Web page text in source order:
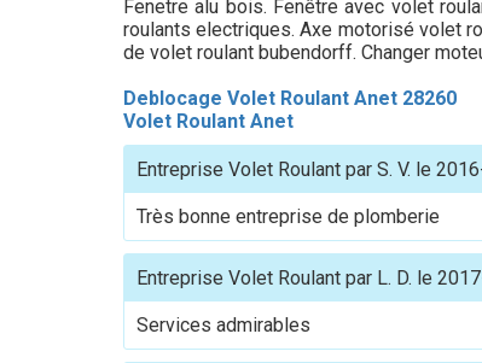
Fenetre alu bois. Fenêtre avec volet
roulants electriques. Axe motorisé volet
de volet roulant bubendorff. Changer
Deblocage Volet Roulant Anet 28260
Volet Roulant Anet
Entreprise Volet Roulant par S. V. le
Très bonne entreprise de plomberie
Entreprise Volet Roulant par L. D. le
Services admirables